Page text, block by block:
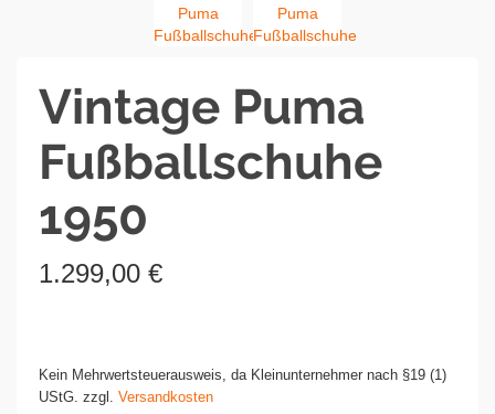
Vintage Puma
Fußballschuhe
1950
1.299,00 €
Kein Mehrwertsteuerausweis, da Kleinunternehmer nach §19 (1)
UStG. zzgl. Versandkosten